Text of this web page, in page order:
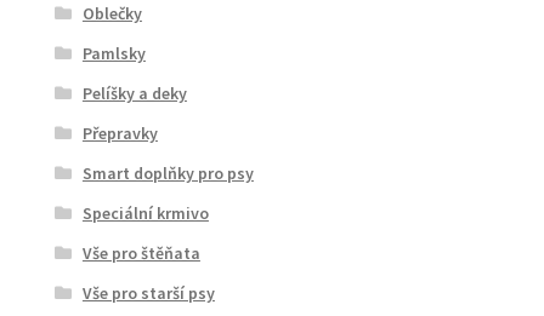
Oblečky
Pamlsky
Pelíšky a deky
Přepravky
Smart doplňky pro psy
Speciální krmivo
Vše pro štěňata
Vše pro starší psy